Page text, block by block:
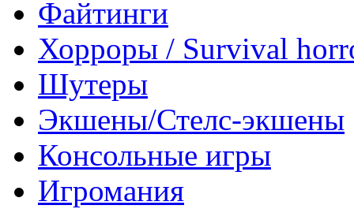
Файтинги
Хорроры / Survival
Шутеры
Экшены/Стелс-экшены
Консольные игры
Игромания